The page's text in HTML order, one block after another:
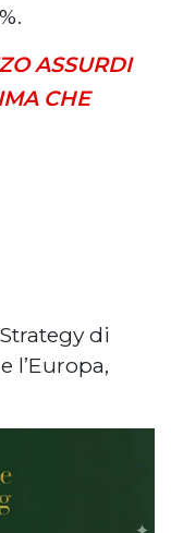
ASSURDI
CHE
di
l’Europa,